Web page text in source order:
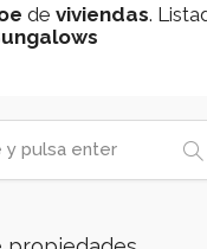
de viviendas.